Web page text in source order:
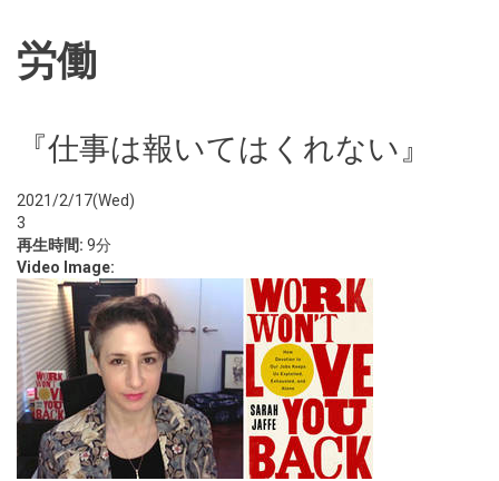
労働
『仕事は報いてはくれない』
2021/2/17(Wed)
3
再生時間: 9分
Video Image: